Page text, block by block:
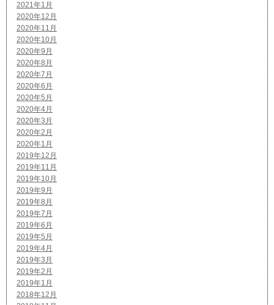
2021年1月
2020年12月
2020年11月
2020年10月
2020年9月
2020年8月
2020年7月
2020年6月
2020年5月
2020年4月
2020年3月
2020年2月
2020年1月
2019年12月
2019年11月
2019年10月
2019年9月
2019年8月
2019年7月
2019年6月
2019年5月
2019年4月
2019年3月
2019年2月
2019年1月
2018年12月